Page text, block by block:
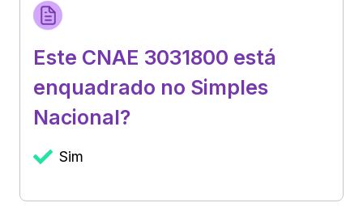
Este CNAE 3031800 está
enquadrado no Simples
Nacional?
Sim